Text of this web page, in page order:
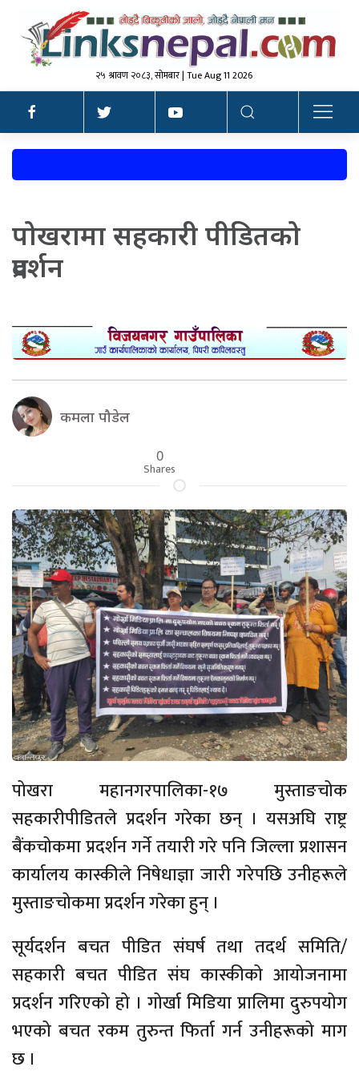
२५ श्रावण २०८३, सोमबार | Tue Aug 11 2026
पोखरामा सहकारी पीडितको
प्रदर्शन
कमला पौडेल
0
Shares
पोखरा महानगरपालिका-१७ मुस्ताङचोक
सहकारीपीडितले प्रदर्शन गरेका छन् । यसअघि राष्ट्र
बैंकचोकमा प्रदर्शन गर्ने तयारी गरे पनि जिल्ला प्रशासन
कार्यालय कास्कीले निषेधाज्ञा जारी गरेपछि उनीहरूले
मुस्ताङचोकमा प्रदर्शन गरेका हुन् ।
सूर्यदर्शन बचत पीडित संघर्ष तथा तदर्थ समिति/
सहकारी बचत पीडित संघ कास्कीको आयोजनामा
प्रदर्शन गरिएको हो । गोर्खा मिडिया प्रालिमा दुरुपयोग
भएको बचत रकम तुरुन्त फिर्ता गर्न उनीहरूको माग
छ ।